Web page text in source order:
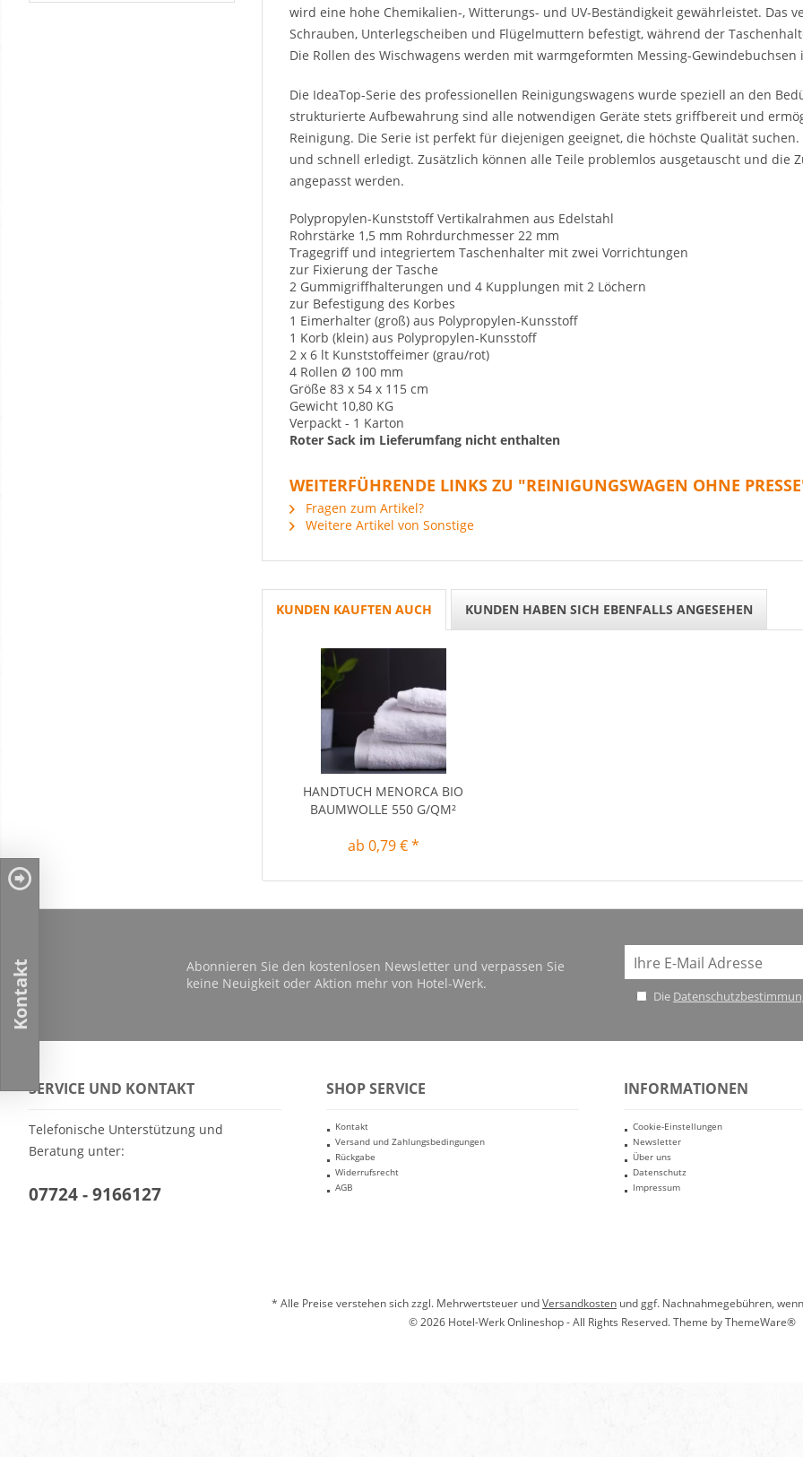
wird eine hohe Chemikalien-, Witterungs- und UV-Beständigkeit gewährleistet. Das
Schrauben, Unterlegscheiben und Flügelmuttern befestigt, während der
Die Rollen des Wischwagens werden mit warmgeformten Messing-
Die IdeaTop-Serie des professionellen Reinigungswagens wurde speziell an den
strukturierte Aufbewahrung sind alle notwendigen Geräte stets griffbereit und
Reinigung. Die Serie ist perfekt für diejenigen geeignet, die höchste Qualität
und schnell erledigt. Zusätzlich können alle Teile problemlos ausgetauscht und die
angepasst werden.
Polypropylen-Kunststoff Vertikalrahmen aus Edelstahl
Rohrstärke 1,5 mm Rohrdurchmesser 22 mm
Tragegriff und integriertem Taschenhalter mit zwei Vorrichtungen
zur Fixierung der Tasche
2 Gummigriffhalterungen und 4 Kupplungen mit 2 Löchern
zur Befestigung des Korbes
1 Eimerhalter (groß) aus Polypropylen-Kunsstoff
1 Korb (klein) aus Polypropylen-Kunsstoff
2 x 6 lt Kunststoffeimer (grau/rot)
4 Rollen Ø 100 mm
Größe 83 x 54 x 115 cm
Gewicht 10,80 KG
Verpackt - 1 Karton
Roter Sack im Lieferumfang nicht enthalten
WEITERFÜHRENDE LINKS ZU "REINIGUNGSWAGEN OHNE
Fragen zum Artikel?
Weitere Artikel von Sonstige
KUNDEN KAUFTEN AUCH KUNDEN HABEN SICH EBENFALLS ANGESEHEN
HANDTUCH MENORCA BIO
BAUMWOLLE 550 G/QM²
ab 0,79 € *
Abonnieren Sie den kostenlosen Newsletter und verpassen Sie
keine Neuigkeit oder Aktion mehr von Hotel-Werk.
Die
SERVICE UND KONTAKT
Telefonische Unterstützung und
Beratung unter:
07724 - 9166127
SHOP SERVICE
Kontakt
Versand und Zahlungsbedingungen
Rückgabe
Widerrufsrecht
AGB
INFORMATIONEN
Cookie-Einstellungen
Newsletter
Über uns
Datenschutz
Impressum
* Alle Preise verstehen sich zzgl. Mehrwertsteuer undVersandkosten und ggf. Nachnahmegebühren,
© 2026 Hotel-Werk Onlineshop - All Rights Reserved. Theme byThemeWare®
Kontakt